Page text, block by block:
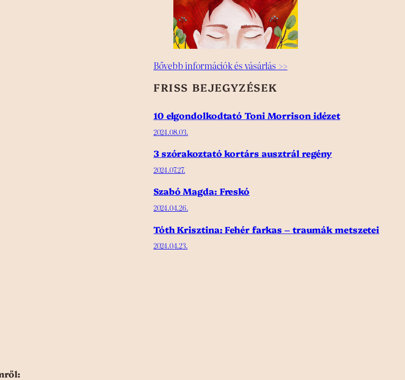
Bővebb információk és vásárlás >>
FRISS BEJEGYZÉSEK
10 elgondolkodtató Toni Morrison idézet
2024.08.03.
3 szórakoztató kortárs ausztrál regény
2024.07.27.
Szabó Magda: Freskó
2024.04.26.
Tóth Krisztina: Fehér farkas – traumák metszetei
2024.04.23.